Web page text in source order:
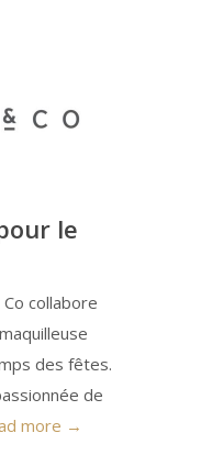
le
collabore
des fêtes.
de
more →